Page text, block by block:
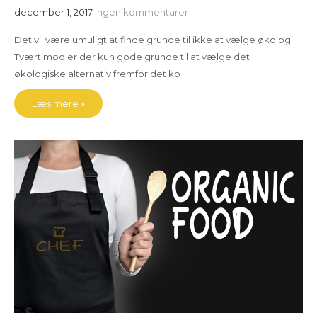
december 1, 2017 Ingen kommentarer
Det vil være umuligt at finde grunde til ikke at vælge økologi.
Tværtimod er der kun gode grunde til at vælge det
økologiske alternativ fremfor det ko
Læs mere »